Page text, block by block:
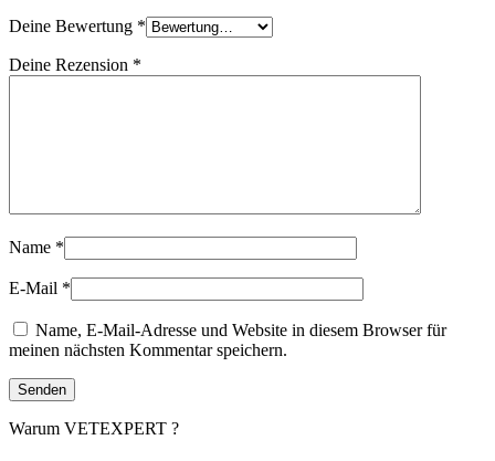
Deine Bewertung *
Deine Rezension *
Name *
E-Mail *
Name, E-Mail-Adresse und Website in diesem Browser für
meinen nächsten Kommentar speichern.
Warum VETEXPERT ?